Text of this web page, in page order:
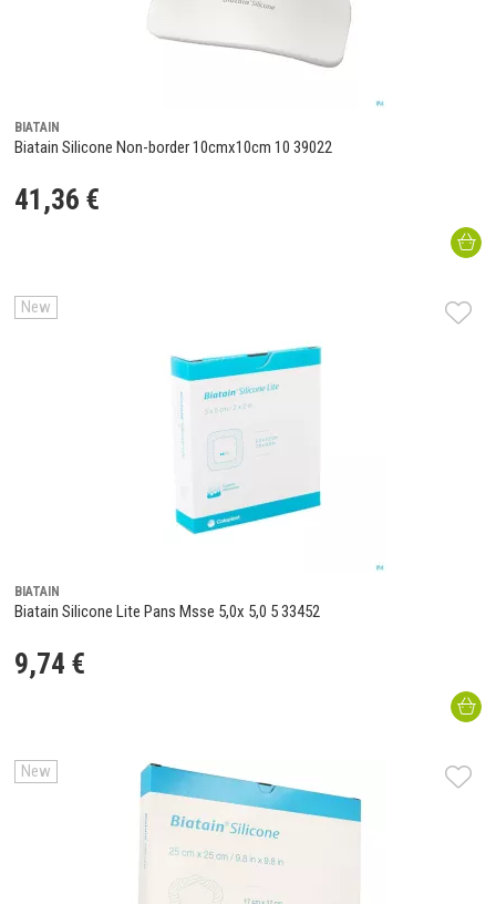
BIATAIN
Biatain Silicone Non-border 10cmx10cm 10 39022
41 ,36 €
New
BIATAIN
Biatain Silicone Lite Pans Msse 5,0x 5,0 5 33452
9,74 €
New